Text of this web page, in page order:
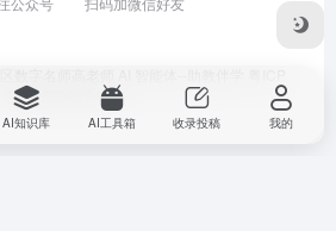
备2025399194号-1
AI知识库 AI工具箱 收录投稿 我的